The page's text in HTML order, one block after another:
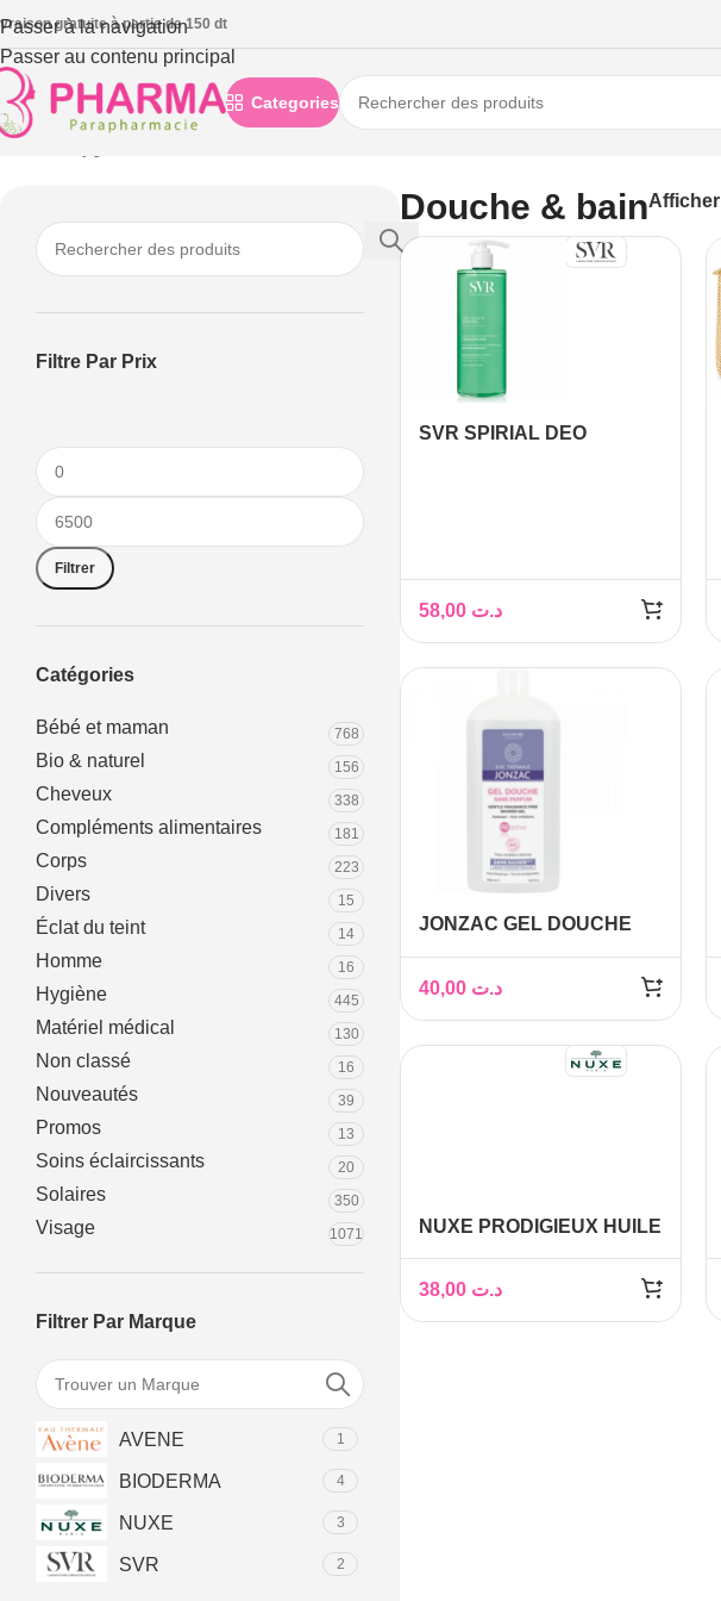
Passer à la navigation
Passer au contenu principal
gratuite à partie de 150 dt
Categories
Filtre Par Prix
Filtrer
Catégories
Bébé et maman 768
Bio & naturel 156
Cheveux 338
Compléments alimentaires 181
Corps 223
Divers 15
Éclat du teint 14
Homme 16
Hygiène 445
Matériel médical 130
Non classé 16
Nouveautés 39
Promos 13
Soins éclaircissants 20
Solaires 350
Visage 1071
Filtrer Par Marque
AVENE 1
BIODERMA 4
NUXE 3
SVR 2
Douche & bainAfficher
SVR SPIRIAL DEO
د.ت
JONZAC GEL DOUCHE
REACTIVE BIO 500ML
د.ت
NUXE PRODIGIEUX HUILE
د.ت